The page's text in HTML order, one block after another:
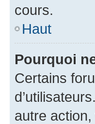
cours.
Haut
Pourquoi
Certains
autre